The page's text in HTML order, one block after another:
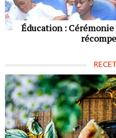
Éducation :